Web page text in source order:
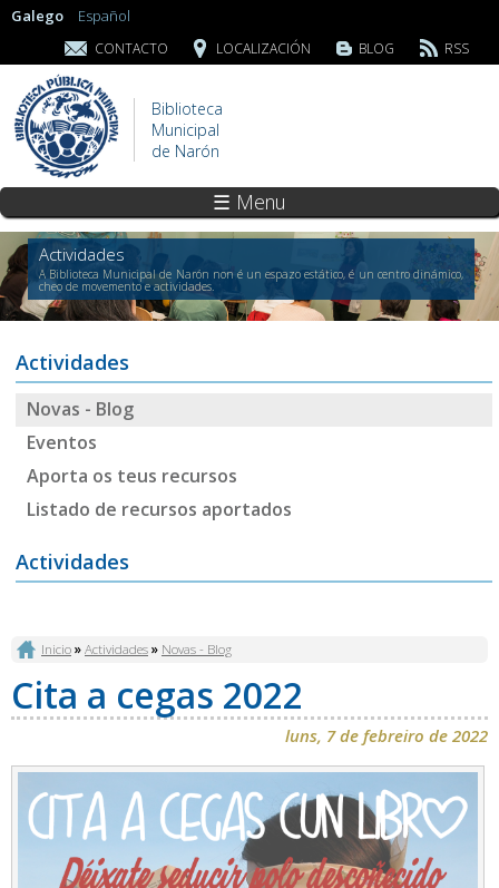
Galego Español
CONTACTO LOCALIZACIÓN BLOG RSS
Biblioteca
Municipal
de Narón
☰ Menu
Actividades
A Biblioteca Municipal de Narón non é un espazo estático, é un centro dinámico,
cheo de movemento e actividades.
Actividades
Novas - Blog
Eventos
Aporta os teus recursos
Listado de recursos aportados
Actividades
Vostede está aquí
Inicio»Actividades» Novas - Blog
Cita a cegas 2022
luns, 7 de febreiro de 2022